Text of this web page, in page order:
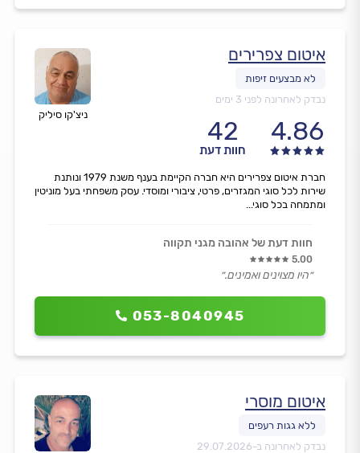
ניצ'קו סיליק
איטום צפרירים
נבדק לאחרונה לפני 3 ימים
4.86
42
חוות דעת
053-8040945
חברת איטום צפרירים היא חברה הקיימת בענף משנת 1979 ונותנת
שירות לכל סוגי המגזרים, פרטי, ציבורי ומוסדי. עסק משפחתי בעל מוניטין
ומתמחה בכל סוגי...
חוות דעת של אהובה מגני תקווה
5.00
״היו מצוינים ואמינים.״
איטום מוסרי
נבדק לאחרונה ב-29.07.2026